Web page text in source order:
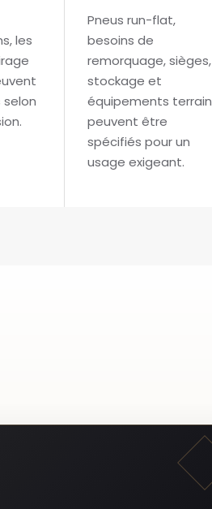
les
Pneus run-flat,
besoins de
remorquage, sièges,
stockage et
équipements terrain
peuvent être
spécifiés pour un
usage exigeant.